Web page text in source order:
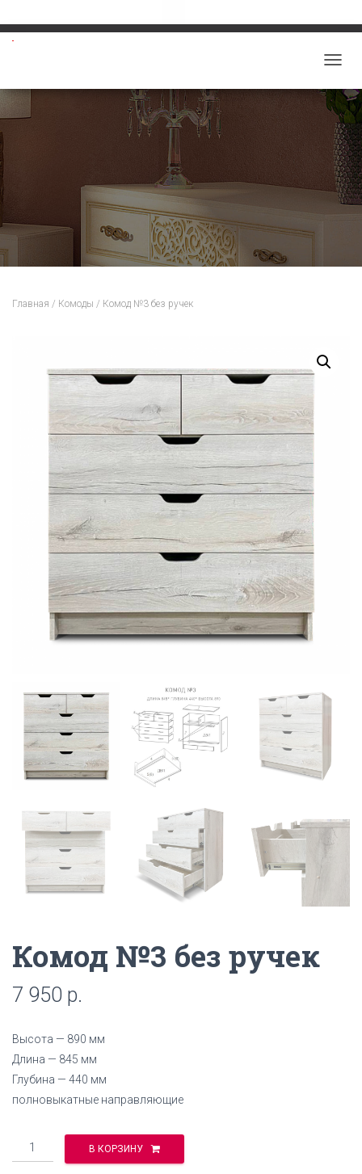
Е
Р
Е
К
Л
Ю
Главная / Комоды / Комод №3 без ручек
Комод №3 без ручек
7 950 р.
Высота — 890 мм
Длина — 845 мм
Глубина — 440 мм
полновыкатные направляющие
Количество В КОРЗИНУ